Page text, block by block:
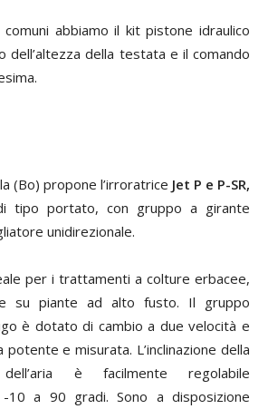
abbiamo il kit pistone idraulico
dell’altezza della testata e il comando
(Bo) propone l’irroratrice Jet P e P-SR,
tipo portato, con gruppo a girante
unidirezionale.
per i trattamenti a colture erbacee,
su piante ad alto fusto. Il gruppo
è dotato di cambio a due velocità e
e misurata. L’inclinazione della
è facilmente regolabile
-10 a 90 gradi. Sono a disposizione